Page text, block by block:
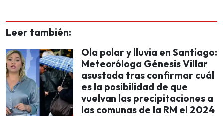
Leer también:
Ola polar y lluvia en Santiago:
Meteoróloga Génesis Villar
asustada tras confirmar cuál
es la posibilidad de que
vuelvan las precipitaciones a
las comunas de la RM el 2024